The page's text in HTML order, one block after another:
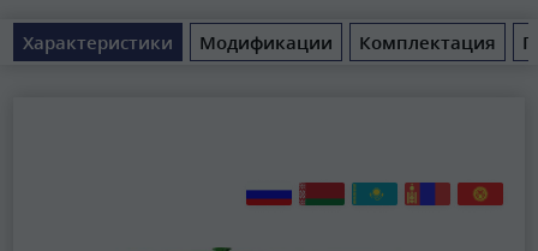
Характеристики Модификации Комплектация